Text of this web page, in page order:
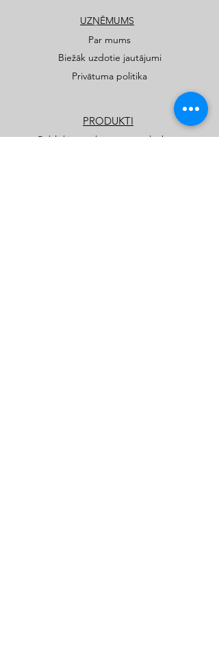
UZŅĒMUMS
Par mums
Biežāk uzdotie jautājumi
Privātuma politika
PRODUKTI
Publiskie rotaļu un sporta laukumi